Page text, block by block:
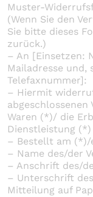
Muster-
(Wenn Sie den
Sie bitte dieses
zurück.)
– An [Einsetzen:
Mailadresse und,
Telefaxnummer]:
– Hiermit
Waren (*)/ die
Dienstleistung (*)
– Bestellt am
– Name des/der
– Anschrift des/
– Unterschrift
Mitteilung auf